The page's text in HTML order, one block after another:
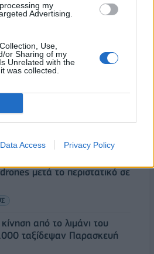
my
Advertising.
Use,
or Sharing of my
Unrelated with the
was collected.
Data Access Privacy Policy
μεριδίων σε 9 από 11
βιβλίο - «Σύγχρονο
σε έντυπη όσο και σε
μετά το περιστατικό σε
από το λιμάνι του
ταξίδεψαν Παρασκευή